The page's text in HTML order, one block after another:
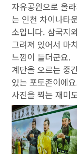
자유공원으로 올
는 인천 차이나타
소입니다. 삼국지
그려져 있어서 마
느낌이 들더군요.
계단을 오르는 중
있는 포토존이에
사진을 찍는 재미